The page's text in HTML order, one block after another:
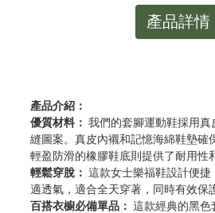
產品詳情
產品介紹：
優質材料： 我們的套腳運動鞋採用
縫圖案。真皮內襯和記憶海綿鞋墊確
輕盈防滑的橡膠鞋底則提供了耐用性
輕鬆穿脫： 這款女士樂福鞋設計便
適透氣，適合全天穿著，同時有效保
百搭衣櫥必備單品： 這款經典的黑色